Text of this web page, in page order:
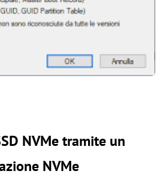
NVMe tramite un
NVMe